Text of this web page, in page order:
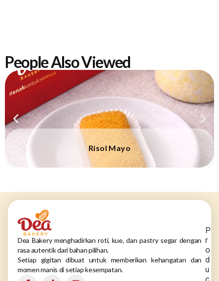
People Also Viewed
Risol Mayo
Dea Bakery menghadirkan roti, kue, dan pastry segar dengan
rasa autentik dari bahan pilihan.
Setiap gigitan dibuat untuk memberikan kehangatan dan
momen manis di setiap kesempatan.
P
r
o
d
u
c